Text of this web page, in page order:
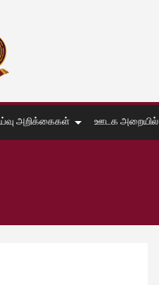
அறிக்கைகள் ஊடக அறையில்